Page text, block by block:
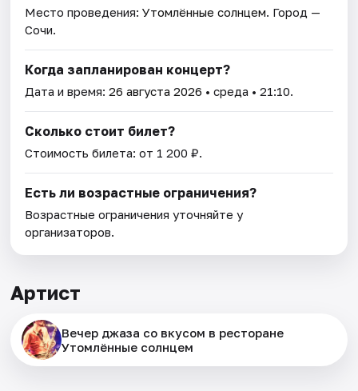
Место проведения:Утомлённые солнцем. Город —
Сочи.
Когда запланирован концерт?
Дата и время:26 августа 2026 • среда • 21:10.
Сколько стоит билет?
Стоимость билета: от 1 200 ₽.
Есть ли возрастные ограничения?
Возрастные ограничения уточняйте у
организаторов.
Артист
Вечер джаза со вкусом в ресторане
Утомлённые солнцем